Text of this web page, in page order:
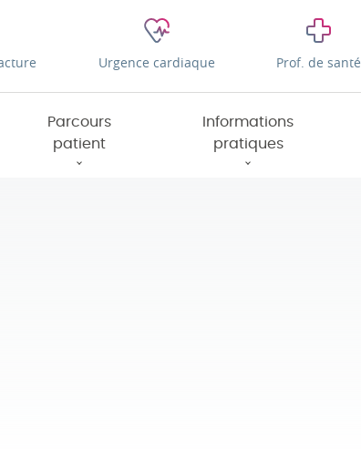
Urgence cardiaque Prof. de santé
Parcours
patient
Informations
pratiques